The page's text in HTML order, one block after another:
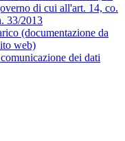
di cui all'art. 14, co.
33/2013
(documentazione da
web)
dei dati